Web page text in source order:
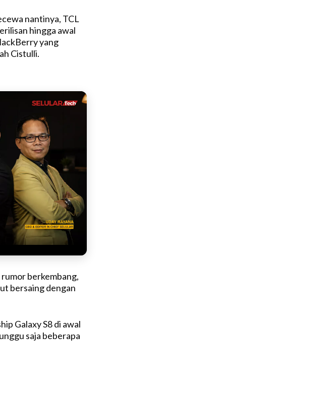
nantinya, TCL
hingga awal
yang
Cistulli.
berkembang,
bersaing dengan
Galaxy S8 di awal
saja beberapa